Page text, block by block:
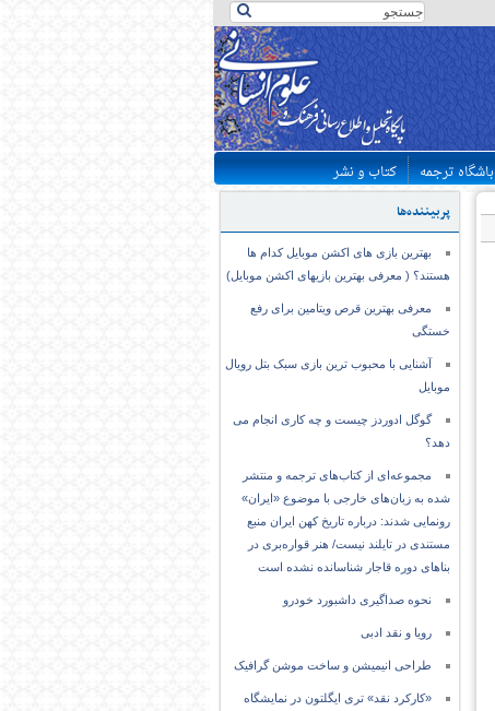
باشگاه ترجمه کتاب و نشر
پربیننده‌ها
بهترین بازی های اکشن موبایل کدام ها
هستند؟ ( معرفی بهترین بازیهای اکشن موبایل)
معرفی بهترین قرص ویتامین برای رفع
خستگی
آشنایی با محبوب ترین بازی سبک بتل رویال
موبایل
گوگل ادوردز چیست و چه کاری انجام می
دهد؟
مجموعه‌ای از کتاب‌های ترجمه و منتشر
شده به زبان‌های خارجی با موضوع «ایران»
رونمایی شدند: درباره تاریخ کهن ایران منبع
مستندی در تایلند نیست/ هنر قواره‌بری در
بناهای دوره قاجار شناسانده نشده است
نحوه صداگیری داشبورد خودرو
رویا و نقد ادبی
طراحی انیمیشن و ساخت موشن گرافیک
«کارکرد نقد» تری ایگلتون در نمایشگاه